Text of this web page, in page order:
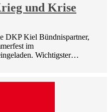
und Krise
DKP Kiel Bündnispartner,
im
Wichtigster…